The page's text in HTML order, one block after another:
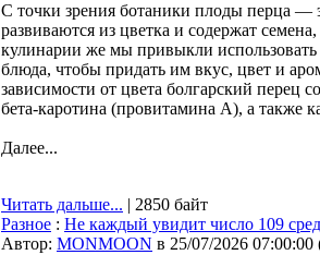
С точки зрения ботаники плоды перца —
развиваются из цветка и содержат
кулинарии же мы привыкли
блюда, чтобы придать им вкус, цвет и
зависимости от цвета болгарский перец
бета-каротина (провитамина А), а также
Далее...
Читать дальше... | 2850 байт
Разное : Не каждый увидит число 109
Автор: MONMOON в 25/07/2026 07:00:00